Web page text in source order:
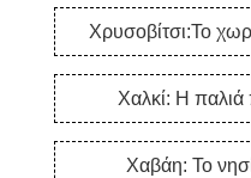
Χρυσοβίτσι:Το
Χαλκί: Η
Χαβάη: Το